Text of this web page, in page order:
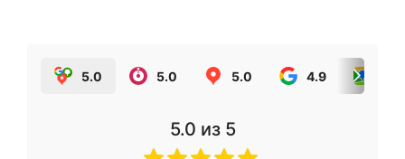
5.0 5.0 5.0 4.9
5.0 из 5